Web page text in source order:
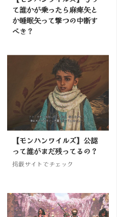
て誰かが乗ったら麻痺矢と
か睡眠矢って撃つの中断す
べき？
【モンハンワイルズ】公認
って誰がまだ残ってるの？
掲載サイトでチェック